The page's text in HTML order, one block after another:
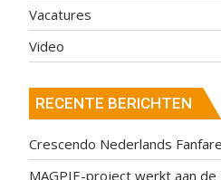
Vacatures
Video
RECENTE BERICHTEN
Crescendo Nederlands
MAGPIE-project werkt aan de